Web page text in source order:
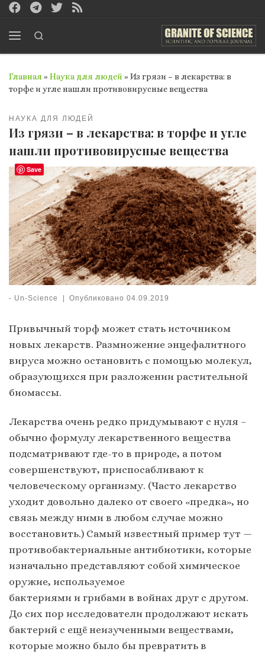
Перейти к содержимому
Главная » Наука для людей » Из грязи – в лекарства: в
торфе и угле нашли противовирусные вещества
НАУКА ДЛЯ ЛЮДЕЙ
Из грязи – в лекарства: в торфе и угле
нашли противовирусные вещества
- Un-Science | Опубликовано04.09.2019
Привычный торф может стать источником
новых лекарств. Размножение энцефалитного
вируса можно остановить с помощью молекул,
образующихся при разложении растительной
биомассы.
Лекарства очень редко придумывают с нуля –
обычно формулу лекарственного вещества
подсматривают где-то в природе, а потом
совершенствуют, приспосабливают к
человеческому организму. (Часто лекарство
уходит довольно далеко от своего «предка», но
связь между ними в любом случае можно
восстановить.) Самый известный пример тут —
противобактериальные антибиотики, которые
изначально представляют собой химическое
оружие, используемое
бактериями и грибами в войнах друг с другом.
До сих пор исследователи продолжают искать
бактерий с ещё неизученными веществами,
которые можно было бы превратить в
Save